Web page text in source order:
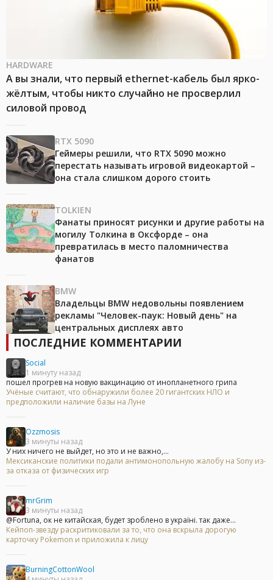
HARDWARE
А вы знали, что первый ethernet-кабель был ярко-
жёлтым, чтобы никто случайно не просверлил
силовой провод
RTX 5090
Геймеры решили, что RTX 5090 можно
перестать называть игровой видеокартой –
она стала слишком дорого стоить
TOLKIEN
Фанаты приносят рисунки и другие работы на
могилу Толкина в Оксфорде – она
превратилась в место паломничества
фанатов
BMW
Владельцы BMW недовольны появлением
рекламы "Человек-паук: Новый день" на
центральных дисплеях авто
ПОСЛЕДНИЕ КОММЕНТАРИИ
Social
1 минуту назад
пошел прогрев на новую вакцинацию от инопланетного грипа
Учёные считают, что обнаружили более 20 гигантских НЛО и
предположили наличие базы на Луне
Ozzmosis
3 минуты назад
У них ничего не выйдет, но это и не важно,...
Мексиканские политики подали антимонопольную жалобу на Sony из-
за отказа от физических игр
mrGrim
3 минуты назад
@Fortuna, ок не китайская, будет зроблено в україні. так даже...
Кейпоп-звезду раскритиковали за то, что она вскрыла дорогую
карточку Pokemon и приложила к лицу
BurningCottonWool